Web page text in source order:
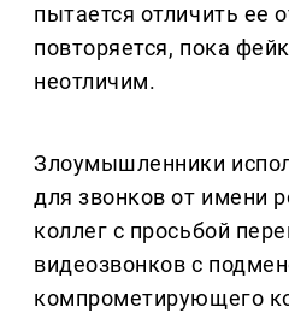
пытается отличить ее
повторяется, пока
неотличим.
Злоумышленники
для звонков от имени
коллег с просьбой
видеозвонков с
компрометирующего